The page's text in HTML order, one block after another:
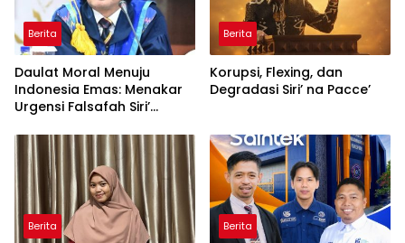
Berita
Daulat Moral Menuju
Indonesia Emas: Menakar
Urgensi Falsafah Siri’
Ancaman Kleptokrasi
Berita
Korupsi, Flexing, dan
Degradasi Siri’ na Pacce’
Berita Berita